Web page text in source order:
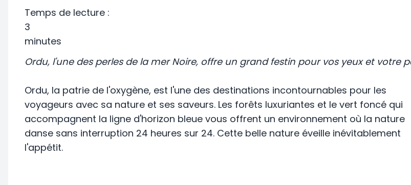
Temps de lecture :
3
minutes
Ordu, l'une des perles de la mer Noire, offre un grand festin pour vos yeux et votre
Ordu, la patrie de l'oxygène, est l'une des destinations incontournables pour les
voyageurs avec sa nature et ses saveurs. Les forêts luxuriantes et le vert foncé qui
accompagnent la ligne d'horizon bleue vous offrent un environnement où la nature
danse sans interruption 24 heures sur 24. Cette belle nature éveille inévitablement
l'appétit.